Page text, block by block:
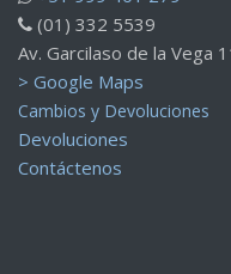
(01) 332 5539
Av. Garcilaso de la Vega
> Google Maps
Cambios y Devoluciones
Devoluciones
Contáctenos